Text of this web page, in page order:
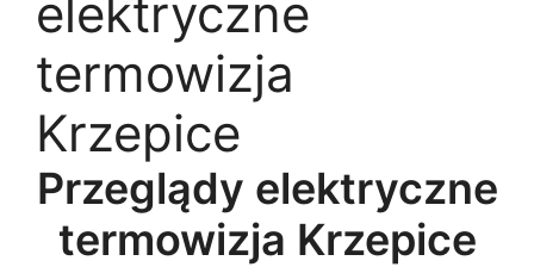
elektryczne
termowizja
Krzepice
Przeglądy elektryczne
termowizja Krzepice